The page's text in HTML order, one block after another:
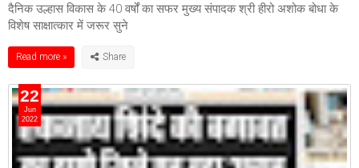
दैनिक उल्हास विकास के 40 वर्षों का सफर मुख्य संपादक श्री हीरो अशोक बोधा के
विशेष साक्षात्कार में जरूर सुने
Read more »
22
Jun
2022